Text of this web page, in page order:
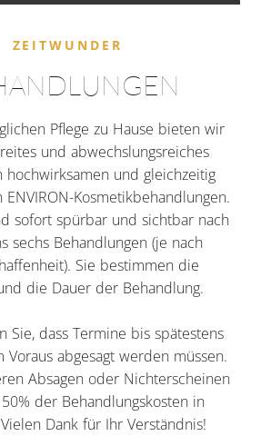
ZEITWUNDER
Pflege zu Hause bieten wir
und abwechslungsreiches
hochwirksamen und gleichzeitig
Kosmetikbehandlungen.
sofort spürbar und sichtbar nach
sechs Behandlungen (je nach
Sie bestimmen die
die Dauer der Behandlung.
Sie, dass Termine bis spätestens
Voraus abgesagt werden müssen.
Absagen oder Nichterscheinen
der Behandlungskosten in
Dank für Ihr Verständnis!